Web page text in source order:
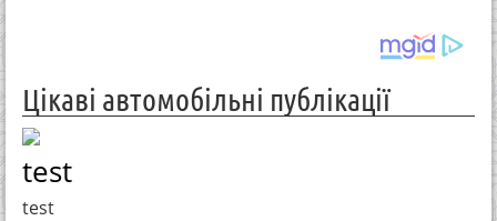
Цікаві автомобільні публікації
test
test